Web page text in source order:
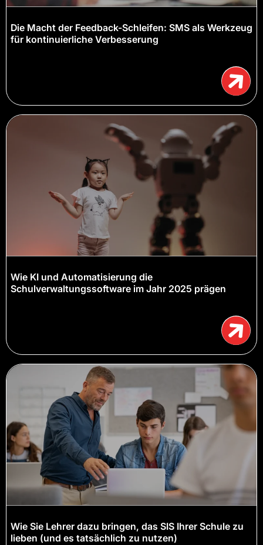
Die Macht der Feedback-Schleifen: SMS als Werkzeug
für kontinuierliche Verbesserung
Wie KI und Automatisierung die
Schulverwaltungssoftware im Jahr 2025 prägen
Wie Sie Lehrer dazu bringen, das SIS Ihrer Schule zu
lieben (und es tatsächlich zu nutzen)